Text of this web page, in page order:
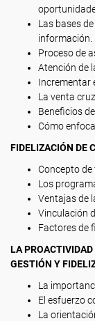
Las bases
información.
Proceso de
Atención de
Incrementar
La venta
Beneficios
Cómo
FIDELIZACIÓN DE
Concepto de
Los
Ventajas de
Vinculación
Factores de
LA
GESTIÓN Y
La
El esfuerzo
La